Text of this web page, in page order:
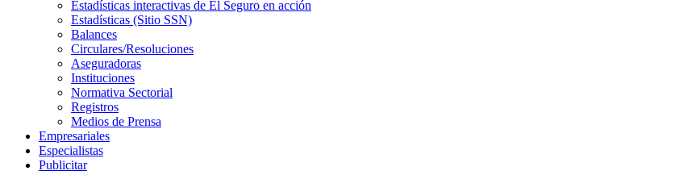
Estadísticas interactivas de El Seguro en acción
Estadísticas (Sitio SSN)
Balances
Circulares/Resoluciones
Aseguradoras
Instituciones
Normativa Sectorial
Registros
Medios de Prensa
Empresariales
Especialistas
Publicitar